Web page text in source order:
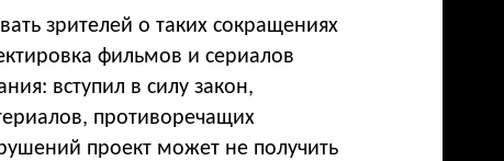
зрителей о таких сокращениях
фильмов и сериалов
вступил в силу закон,
противоречащих
проект может не получить